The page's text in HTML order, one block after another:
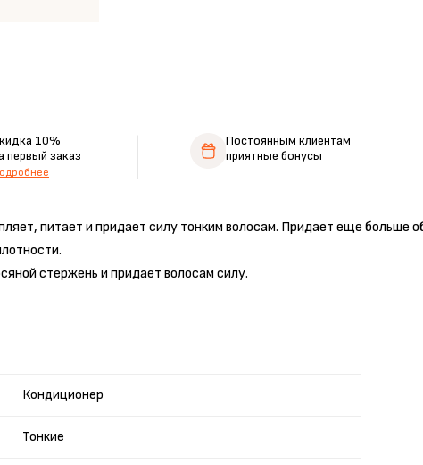
питает и придает силу тонким волосам. Придает еще больше
стержень и придает волосам силу.
Кондиционер
Тонкие
10%
первый заказ
Постоянным клиентам
приятные бонусы